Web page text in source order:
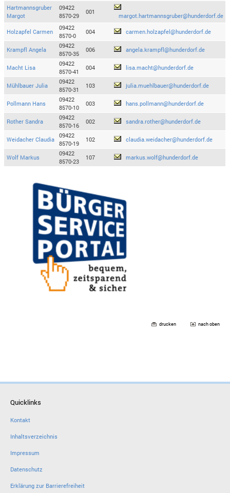
Hartmannsgruber
Margot
09422
8570-29
001
margot.hartmannsgruber@hunderdorf.de
Holzapfel Carmen
09422
8570-0
004 carmen.holzapfel@hunderdorf.de
Krampfl Angela
09422
8570-35
006 angela.krampfl@hunderdorf.de
Macht Lisa
09422
8570-41
004 lisa.macht@hunderdorf.de
Mühlbauer Julia
09422
8570-31
103 julia.muehlbauer@hunderdorf.de
Pollmann Hans
09422
8570-10
003 hans.pollmann@hunderdorf.de
Rother Sandra
09422
8570-16
002 sandra.rother@hunderdorf.de
Weidacher Claudia
09422
8570-19
102 claudia.weidacher@hunderdorf.de
Wolf Markus
09422
8570-23
107 markus.wolf@hunderdorf.de
drucken nach oben
Quicklinks
Kontakt
Inhaltsverzeichnis
Impressum
Datenschutz
Erklärung zur Barrierefreiheit